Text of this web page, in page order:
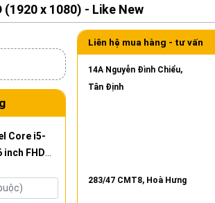
(1920 x 1080) - Like New
Core i5-
inch FHD
Liên hệ mua hàng - tư vấn
14A Nguyễn Đình Chiểu,
Tân Định
283/47 CMT8, Hoà Hưng